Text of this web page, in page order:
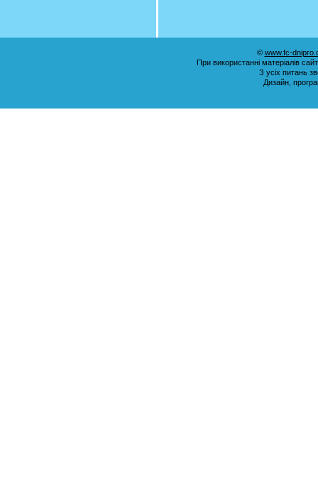
© www.fc-
При використанні матеріалів
З усіх питань
Дизайн,